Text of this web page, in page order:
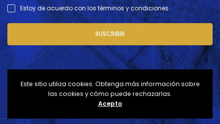
Estoy de acuerdo con los términos y condiciones .
SUSCRIBIR
Este sitio utiliza cookies. Obtenga más información sobre
las cookies y cómo puede rechazarlas.
Acepto